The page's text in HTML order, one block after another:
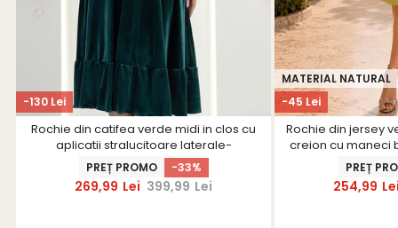
-130 Lei
Rochie din catifea verde midi in clos cu
aplicatii stralucitoare laterale-
StarShinerS
PREȚ PROMO -33%
269,99 Lei 399,99 Lei
-45 Lei
MATERIAL NATURAL
Rochie din jersey
creion cu maneci
PREȚ
254,99